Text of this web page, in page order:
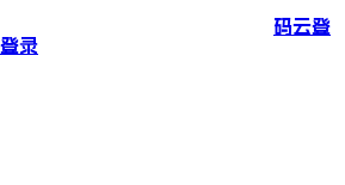
码云登
录